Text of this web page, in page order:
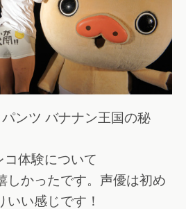
ンツ バナナン王国の秘
体験について
しかったです。声優は初め
いい感じです！